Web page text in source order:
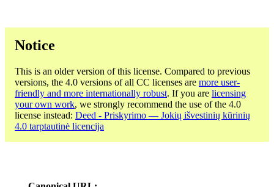
Notice
This is an older version of this license. Compared to previous
versions, the 4.0 versions of all CC licenses are more user-
friendly and more internationally robust. If you are licensing
your own work, we strongly recommend the use of the 4.0
license instead: Deed - Priskyrimo — Jokių išvestinių kūrinių
4.0 tarptautinė licencija